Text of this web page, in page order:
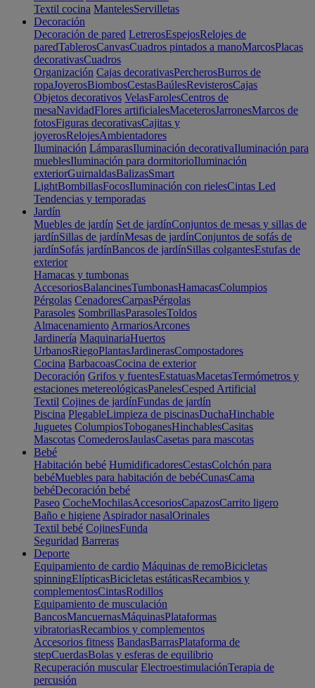
Textil cocina MantelesServilletas
Decoración
Decoración de pared LetrerosEspejosRelojes de
paredTablerosCanvasCuadros pintados a manoMarcosPlacas
decorativasCuadros
Organización Cajas decorativasPercherosBurros de
ropaJoyerosBiombosCestasBaúlesRevisterosCajas
Objetos decorativos VelasFarolesCentros de
mesaNavidadFlores artificialesMaceterosJarronesMarcos de
fotosFiguras decorativasCajitas y
joyerosRelojesAmbientadores
Iluminación LámparasIluminación decorativaIluminación para
mueblesIluminación para dormitorioIluminación
exteriorGuirnaldasBalizasSmart
LightBombillasFocosIluminación con rielesCintas Led
Tendencias y temporadas
Jardín
Muebles de jardín Set de jardínConjuntos de mesas y sillas de
jardínSillas de jardínMesas de jardínConjuntos de sofás de
jardínSofás jardínBancos de jardínSillas colgantesEstufas de
exterior
Hamacas y tumbonas
AccesoriosBalancinesTumbonasHamacasColumpios
Pérgolas CenadoresCarpasPérgolas
Parasoles SombrillasParasolesToldos
Almacenamiento ArmariosArcones
Jardinería MaquinariaHuertos
UrbanosRiegoPlantasJardinerasCompostadores
Cocina BarbacoasCocina de exterior
Decoración Grifos y fuentesEstatuasMacetasTermómetros y
estaciones metereológicasPanelesCesped Artificial
Textil Cojines de jardínFundas de jardín
Piscina PlegableLimpieza de piscinasDuchaHinchable
Juguetes ColumpiosToboganesHinchablesCasitas
Mascotas ComederosJaulasCasetas para mascotas
Bebé
Habitación bebé HumidificadoresCestasColchón para
bebéMuebles para habitación de bebéCunasCama
bebéDecoración bebé
Paseo CocheMochilasAccesoriosCapazosCarrito ligero
Baño e higiene Aspirador nasalOrinales
Textil bebé CojinesFunda
Seguridad Barreras
Deporte
Equipamiento de cardio Máquinas de remoBicicletas
spinningElípticasBicicletas estáticasRecambios y
complementosCintasRodillos
Equipamiento de musculación
BancosMancuernasMáquinasPlataformas
vibratoriasRecambios y complementos
Accesorios fitness BandasBarrasPlataforma de
stepCuerdasBolas y esferas de equilibrio
Recuperación muscular ElectroestimulaciónTerapia de
percusión